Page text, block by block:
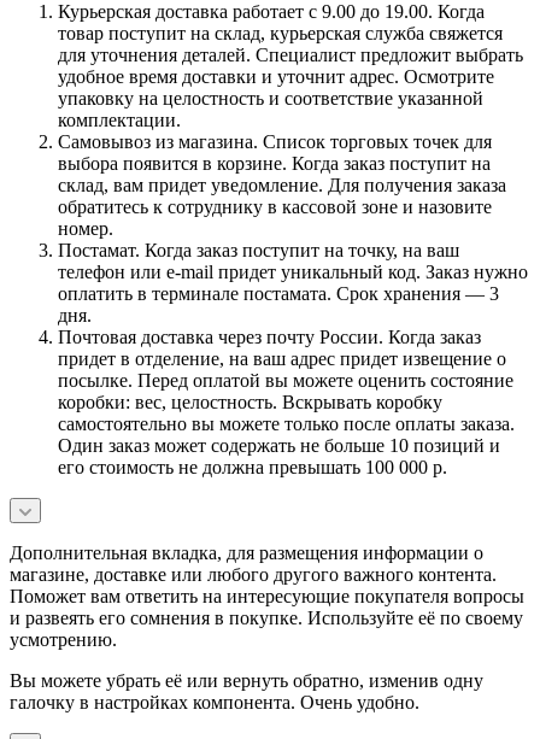
Курьерская доставка работает с 9.00 до 19.00. Когда
товар поступит на склад, курьерская служба свяжется
для уточнения деталей. Специалист предложит выбрать
удобное время доставки и уточнит адрес. Осмотрите
упаковку на целостность и соответствие указанной
комплектации.
Самовывоз из магазина. Список торговых точек для
выбора появится в корзине. Когда заказ поступит на
склад, вам придет уведомление. Для получения заказа
обратитесь к сотруднику в кассовой зоне и назовите
номер.
Постамат. Когда заказ поступит на точку, на ваш
телефон или e-mail придет уникальный код. Заказ нужно
оплатить в терминале постамата. Срок хранения — 3
дня.
Почтовая доставка через почту России. Когда заказ
придет в отделение, на ваш адрес придет извещение о
посылке. Перед оплатой вы можете оценить состояние
коробки: вес, целостность. Вскрывать коробку
самостоятельно вы можете только после оплаты заказа.
Один заказ может содержать не больше 10 позиций и
его стоимость не должна превышать 100 000 р.
Дополнительная вкладка, для размещения информации о
магазине, доставке или любого другого важного контента.
Поможет вам ответить на интересующие покупателя вопросы
и развеять его сомнения в покупке. Используйте её по своему
усмотрению.
Вы можете убрать её или вернуть обратно, изменив одну
галочку в настройках компонента. Очень удобно.